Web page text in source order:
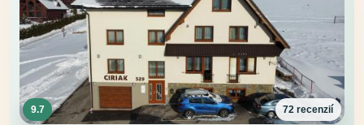
9.7 72 recenzií